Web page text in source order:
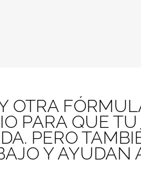
OTRA
PARA QUE
PERO
Y AYUDAN